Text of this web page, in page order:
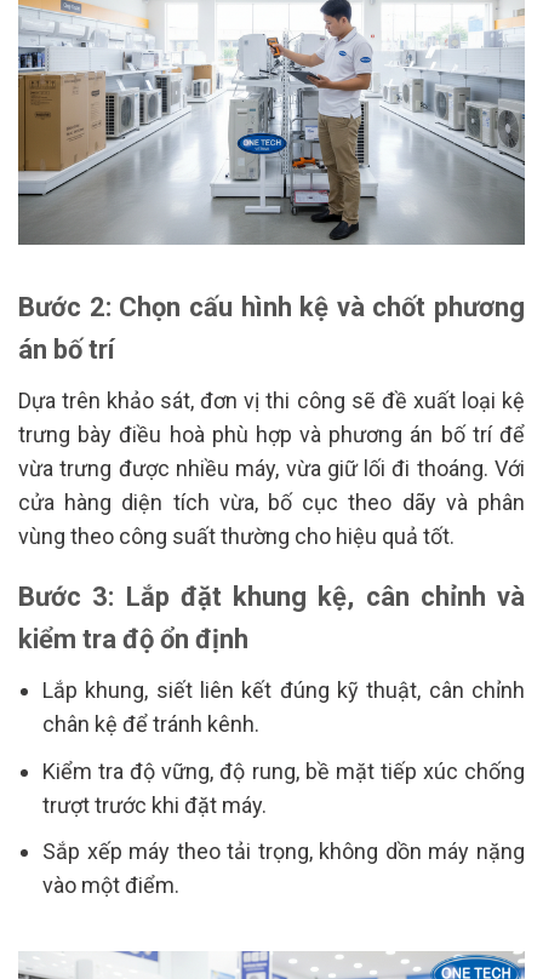
Bước 2: Chọn cấu hình kệ và chốt phương
án bố trí
Dựa trên khảo sát, đơn vị thi công sẽ đề xuất loại kệ
trưng bày điều hoà phù hợp và phương án bố trí để
vừa trưng được nhiều máy, vừa giữ lối đi thoáng. Với
cửa hàng diện tích vừa, bố cục theo dãy và phân
vùng theo công suất thường cho hiệu quả tốt.
Bước 3: Lắp đặt khung kệ, cân chỉnh và
kiểm tra độ ổn định
Lắp khung, siết liên kết đúng kỹ thuật, cân chỉnh
chân kệ để tránh kênh.
Kiểm tra độ vững, độ rung, bề mặt tiếp xúc chống
trượt trước khi đặt máy.
Sắp xếp máy theo tải trọng, không dồn máy nặng
vào một điểm.